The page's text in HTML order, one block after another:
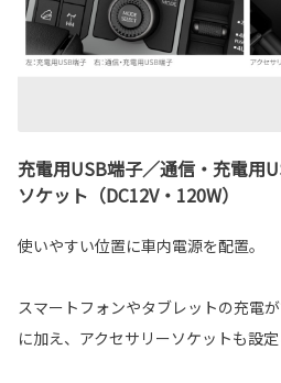
充電用USB端子／通信・充電用
ソケット（DC12V・120W）
使いやすい位置に車内電源を配置。
スマートフォンやタブレットの充電
に加え、アクセサリーソケットも設定